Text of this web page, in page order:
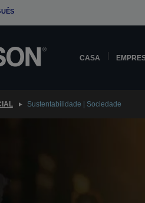
CASA
Sustentabilidade | Sociedade